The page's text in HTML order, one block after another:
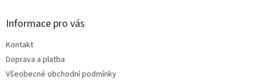
Informace pro vás
Kontakt
Doprava a platba
Všeobecné obchodní podmínky